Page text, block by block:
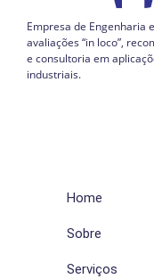
Empresa de Engenharia
avaliações “in loco”,
e consultoria em
industriais.
Home
Sobre
Serviços